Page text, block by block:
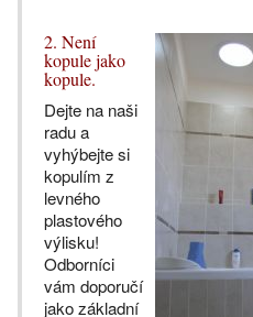
2. Není
kopule jako
kopule.
Dejte na naši
radu a
vyhýbejte si
kopulím z
levného
plastového
výlisku!
Odborníci
vám doporučí
jako základní